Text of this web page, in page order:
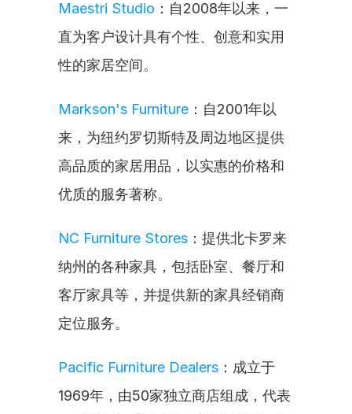
Maestri Studio ：自2008年以来，一
直为客户设计具有个性、创意和实用
性的家居空间。
Markson's Furniture ：自2001年以
来，为纽约罗切斯特及周边地区提供
高品质的家居用品，以实惠的价格和
优质的服务著称。
NC Furniture Stores ：提供北卡罗来
纳州的各种家具，包括卧室、餐厅和
客厅家具等，并提供新的家具经销商
定位服务。
Pacific Furniture Dealers ：成立于
1969年，由50家独立商店组成，代表